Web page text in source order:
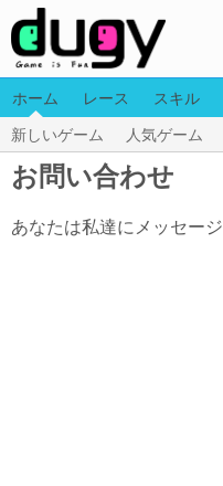
ホーム レース スキル
新しいゲーム 人気ゲーム
お問い合わせ
あなたは私達にメッセー